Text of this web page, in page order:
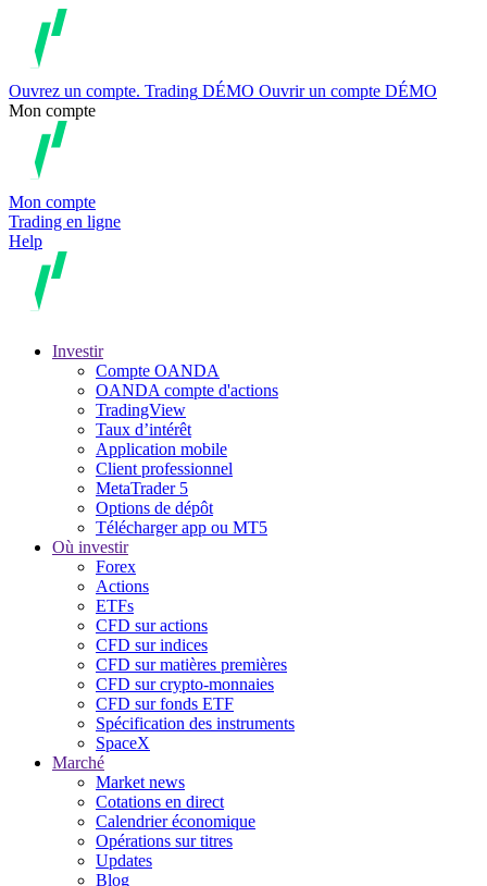
Ouvrez un compte. Trading DÉMO Ouvrir un compte DÉMO
Mon compte
Mon compte
Trading en ligne
Help
Investir
Compte OANDA
OANDA compte d'actions
TradingView
Taux d’intérêt
Application mobile
Client professionnel
MetaTrader 5
Options de dépôt
Télécharger app ou MT5
Où investir
Forex
Actions
ETFs
CFD sur actions
CFD sur indices
CFD sur matières premières
CFD sur crypto-monnaies
CFD sur fonds ETF
Spécification des instruments
SpaceX
Marché
Market news
Cotations en direct
Calendrier économique
Opérations sur titres
Updates
Blog